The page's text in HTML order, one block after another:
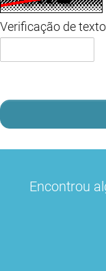
Verificação de texto
Encontrou